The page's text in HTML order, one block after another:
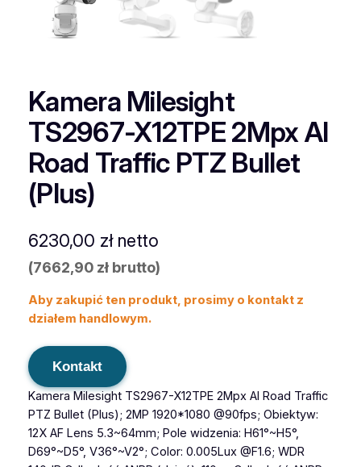
Kamera Milesight
TS2967-X12TPE 2Mpx AI
Road Traffic PTZ Bullet
(Plus)
6230,00 złnetto
(7662,90 złbrutto)
Aby zakupić ten produkt, prosimy o kontakt z
działem handlowym.
Kontakt
Kamera Milesight TS2967-X12TPE 2Mpx AI Road Traffic
PTZ Bullet (Plus); 2MP 1920*1080 @90fps; Obiektyw:
12X AF Lens 5.3~64mm; Pole widzenia: H61°~H5°,
D69°~D5°, V36°~V2°; Color: 0.005Lux @F1.6; WDR